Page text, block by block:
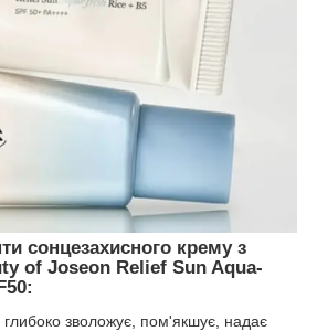
сонцезахисного крему з
of Joseon Relief Sun Aqua-
зволожує, пом'якшує, надає